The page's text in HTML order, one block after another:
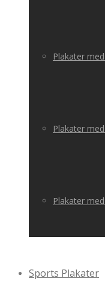
Plakater
Plakater
Plakater
Sports Plakater